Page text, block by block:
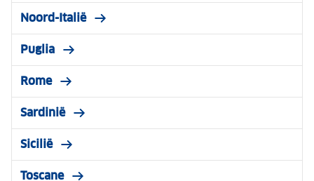
Noord-Italië
Puglia
Rome
Sardinië
Sicilië
Toscane